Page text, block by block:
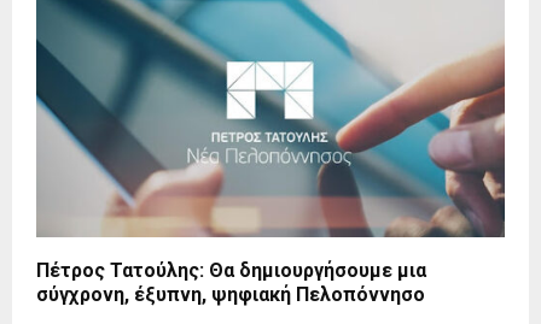
Πέτρος Τατούλης: Θα δημιουργήσουμε μια
σύγχρονη, έξυπνη, ψηφιακή Πελοπόννησο